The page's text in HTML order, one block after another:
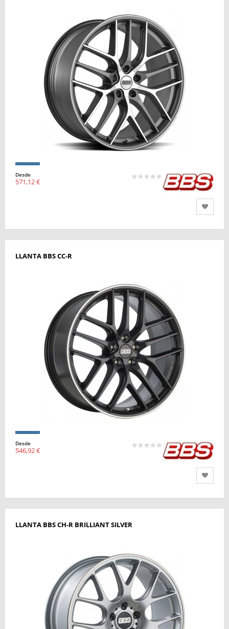
Desde
571,12 €
LLANTA BBS CC-R
Desde
546,92 €
LLANTA BBS CH-R BRILLIANT SILVER